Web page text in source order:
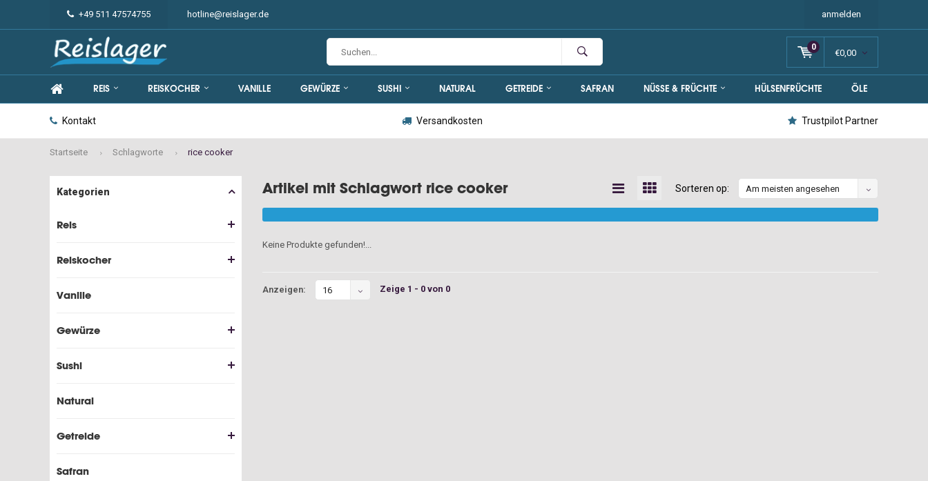
+49 511 47574755 hotline@reislager.de anmelden
0
€0,00
REIS REISKOCHER VANILLE GEWÜRZE SUSHI NATURAL GETREIDE SAFRAN NÜSSE & FRÜCHTE HÜLSENFRÜCHTE ÖLE
Kontakt Versandkosten Trustpilot Partner
Startseite Schlagworte rice cooker
Kategorien
Reis
Reiskocher
Vanille
Gewürze
Sushi
Natural
Getreide
Safran
Artikel mit Schlagwort rice cooker Sorteren op: Am meisten angesehen
Keine Produkte gefunden!...
Anzeigen: 16 Zeige 1 - 0 von 0